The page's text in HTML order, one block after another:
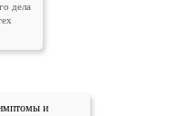
дела
и